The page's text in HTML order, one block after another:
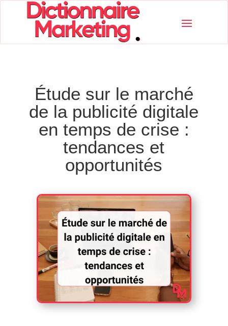
Étude sur le marché
de la publicité digitale
en temps de crise :
tendances et
opportunités